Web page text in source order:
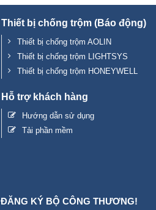
Thiết bị chống trộm (Báo động)
Thiết bị chống trộm AOLIN
Thiết bị chống trộm LIGHTSYS
Thiết bị chống trộm HONEYWELL
Hỗ trợ khách hàng
Hướng dẫn sử dụng
Tải phần mềm
ĐĂNG KÝ BỘ CÔNG THƯƠNG!